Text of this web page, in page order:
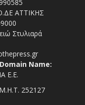
ΑΤΤΙΚΗΣ
Στυλιαρά
Name:
Ε.Ε.
252127